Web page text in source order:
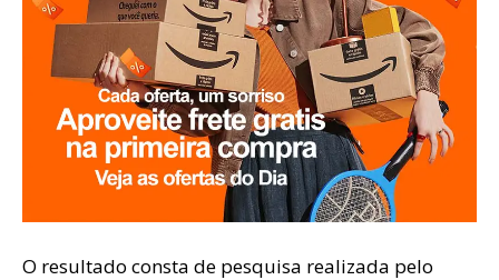
O resultado consta de pesquisa realizada pelo